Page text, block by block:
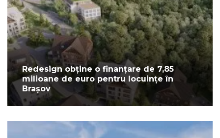
Redesign obține o finanțare de 7,85
milioane de euro pentru locuințe în
Brașov